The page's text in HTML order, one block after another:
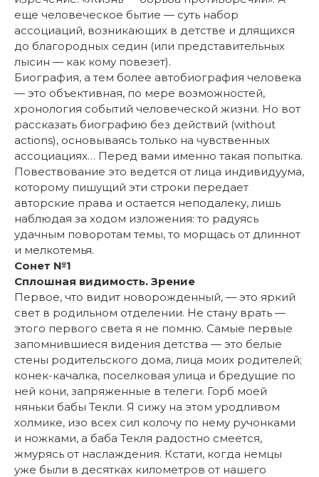
еще человеческое бытие — суть набор
ассоциаций, возникающих в детстве и длящихся
до благородных седин (или представительных
лысин — как кому повезет).
Биография, а тем более автобиография человека
— это объективная, по мере возможностей,
хронология событий человеческой жизни. Но вот
рассказать биографию без действий (without
actions), основываясь только на чувственных
ассоциациях… Перед вами именно такая попытка.
Повествование это ведется от лица индивидуума,
которому пишущий эти строки передает
авторские права и остается неподалеку, лишь
наблюдая за ходом изложения: то радуясь
удачным поворотам темы, то морщась от длиннот
и мелкотемья.
Сонет №1
Сплошная видимость. Зрение
Первое, что видит новорожденный, — это яркий
свет в родильном отделении. Не стану врать —
этого первого света я не помню. Самые первые
запомнившиеся видения детства — это белые
стены родительского дома, лица моих родителей;
конек-качалка, поселковая улица и бредущие по
ней кони, запряженные в телеги. Горб моей
няньки бабы Текли. Я сижу на этом уродливом
холмике, изо всех сил колочу по нему ручонками
и ножками, а баба Текля радостно смеется,
жмурясь от наслаждения. Кстати, когда немцы
уже были в десятках километров от нашего